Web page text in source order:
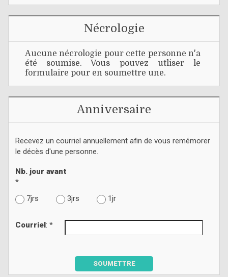
Nécrologie
Aucune nécrologie pour cette personne n'a
été soumise. Vous pouvez utliser le
formulaire pour en soumettre une.
Anniversaire
Recevez un courriel annuellement afin de vous remémorer
le décès d'une personne.
Nb. jour avant
*
7jrs
3jrs 1jr
Courriel : *
SOUMETTRE